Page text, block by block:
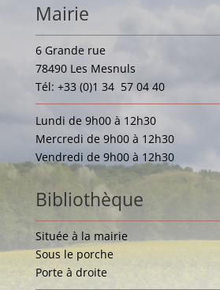
Mairie
6 Grande rue
78490 Les Mesnuls
Tél: +33 (0)1 34 57 04 40
Lundi de 9h00 à 12h30
Mercredi de 9h00 à 12h30
Vendredi de 9h00 à 12h30
Bibliothèque
Située à la mairie
Sous le porche
Porte à droite